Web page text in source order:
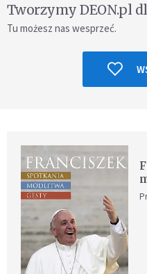
Tworzymy DEON.pl
Tu możesz nas wesprzeć.